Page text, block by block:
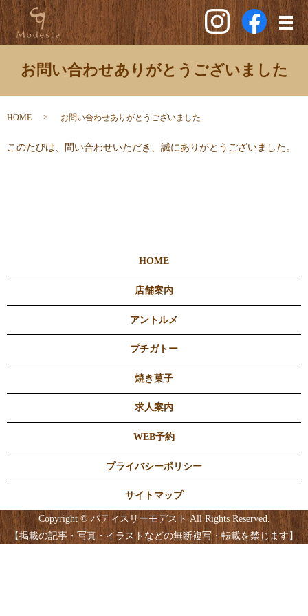
メ
お問い合わせありがとうございました
HOME お問い合わせありがとうございました
このたびは、問い合わせいただき、誠にありがとうございました。
HOME
店舗案内
アントルメ
プチガトー
焼き菓子
求人案内
WEB予約
プライバシーポリシー
サイトマップ
Copyright © パティスリーモデスト All Rights Reserved.
【掲載の記事・写真・イラストなどの無断複写・転載を禁じます】